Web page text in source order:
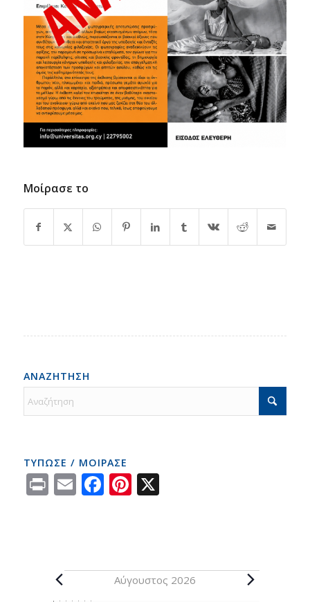
Μοίρασε το
ΑΝΑΖΗΤΗΣΗ
ΤΥΠΩΣΕ / ΜΟΙΡΑΣΕ
PrintEmailFacebook
Pinterest
X
Αύγουστος 2026